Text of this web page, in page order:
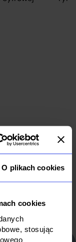
O plikach cookies
cookies
stosując